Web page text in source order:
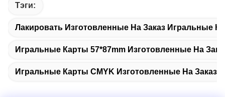
Тэги:
Лакировать Изготовленные На Заказ Игральные
Игральные Карты 57*87mm Изготовленные На
Игральные Карты CMYK Изготовленные На Заказ